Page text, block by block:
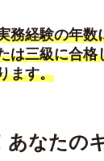
務経験の年
は三級に合
ます。
あなたの